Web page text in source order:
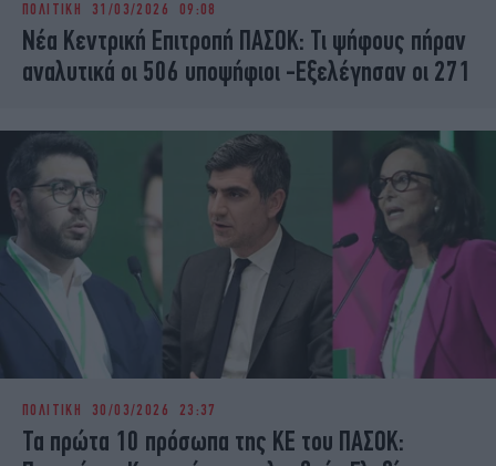
iBOOKS
OSCARS
THE OCEAN
MEDIA
ELAMEFORA
NEWSLETTER
ΠΟΛΙΤΙΚΗ 31/03/2026 09:08
Νέα Κεντρική Επιτροπή ΠΑΣΟΚ: Τι ψήφους πήραν
αναλυτικά οι 506 υποψήφιοι -Εξελέγησαν οι 271
ΠΟΛΙΤΙΚΗ 30/03/2026 23:37
Τα πρώτα 10 πρόσωπα της ΚΕ του ΠΑΣΟΚ: